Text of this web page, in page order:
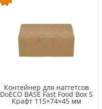
Контейнер для наггетсов
DoECO BASE Fast Food Box S
Крафт 115×74×45 мм